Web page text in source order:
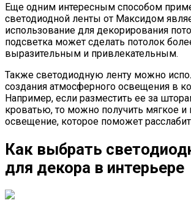
Еще одним интересным способом
светодиодной ленты от Максидом
использование для декорирования
подсветка может сделать потолок
выразительным и привлекательным.
Также светодиодную ленту можно
создания атмосферного освещения в
Например, если разместить ее за
кроватью, то можно получить мягкое и
освещение, которое поможет
Как выбрать
для декора в интерьере